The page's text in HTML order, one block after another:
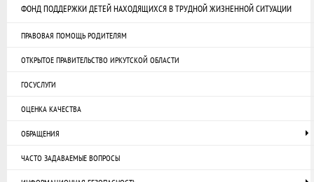
ФОНД ПОДДЕРЖКИ ДЕТЕЙ НАХОДЯЩИХСЯ В ТРУДНОЙ ЖИЗНЕННОЙ СИТУАЦИИ
ПРАВОВАЯ ПОМОЩЬ РОДИТЕЛЯМ
ОТКРЫТОЕ ПРАВИТЕЛЬСТВО ИРКУТСКОЙ ОБЛАСТИ
ГОСУСЛУГИ
ОЦЕНКА КАЧЕСТВА
ОБРАЩЕНИЯ
ЧАСТО ЗАДАВАЕМЫЕ ВОПРОСЫ